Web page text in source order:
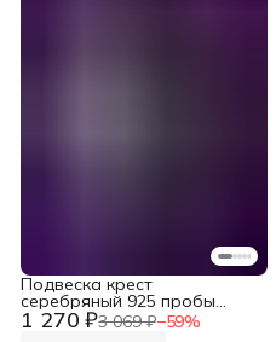
1 270 ₽3 069 ₽−59%
Подвеска крест
серебряный 925 пробы
православный